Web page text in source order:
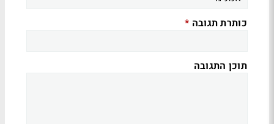
כותרת תגובה *
תוכן התגובה